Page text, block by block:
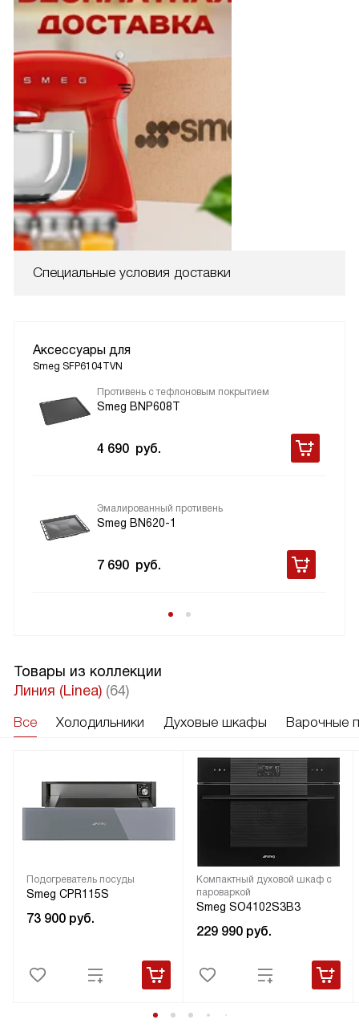
Специальные условия доставки
Аксессуары для
Smeg SFP6104TVN
Противень с тефлоновым покрытием
Smeg BNP608T
4 690 руб.
Эмалированный противень
Smeg BN620-1
7 690 руб.
Товары из коллекции
Линия (Linea) (64)
Все Холодильники Духовые шкафы Варочные
Подогреватель посуды
Smeg CPR115S
73 900 руб.
Компактный духовой шкаф с
пароваркой
Smeg SO4102S3B3
229 990 руб.